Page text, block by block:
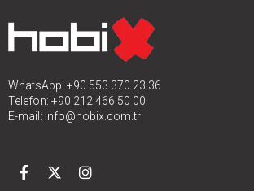
WhatsApp: +90 553 370 23 36
Telefon: +90 212 466 50 00
E-mail: info@hobix.com.tr